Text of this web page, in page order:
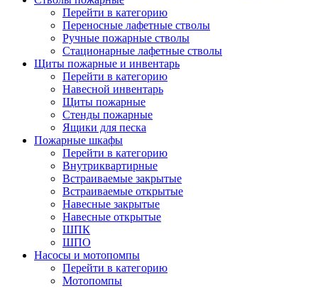
Перейти в категорию
Переносные лафетные стволы
Ручные пожарные стволы
Стационарные лафетные стволы
Щиты пожарные и инвентарь
Перейти в категорию
Навесной инвентарь
Щиты пожарные
Стенды пожарные
Ящики для песка
Пожарные шкафы
Перейти в категорию
Внутриквартирные
Встраиваемые закрытые
Встраиваемые открытые
Навесные закрытые
Навесные открытые
ШПК
ШПО
Насосы и мотопомпы
Перейти в категорию
Мотопомпы